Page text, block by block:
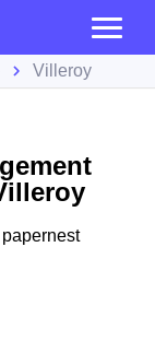
Villeroy